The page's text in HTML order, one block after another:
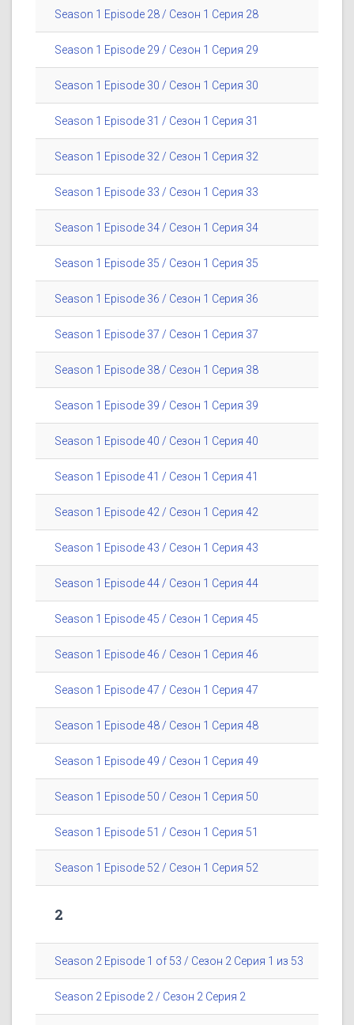
Season 1 Episode 28 / Сезон 1 Серия 28
Season 1 Episode 29 / Сезон 1 Серия 29
Season 1 Episode 30 / Сезон 1 Серия 30
Season 1 Episode 31 / Сезон 1 Серия 31
Season 1 Episode 32 / Сезон 1 Серия 32
Season 1 Episode 33 / Сезон 1 Серия 33
Season 1 Episode 34 / Сезон 1 Серия 34
Season 1 Episode 35 / Сезон 1 Серия 35
Season 1 Episode 36 / Сезон 1 Серия 36
Season 1 Episode 37 / Сезон 1 Серия 37
Season 1 Episode 38 / Сезон 1 Серия 38
Season 1 Episode 39 / Сезон 1 Серия 39
Season 1 Episode 40 / Сезон 1 Серия 40
Season 1 Episode 41 / Сезон 1 Серия 41
Season 1 Episode 42 / Сезон 1 Серия 42
Season 1 Episode 43 / Сезон 1 Серия 43
Season 1 Episode 44 / Сезон 1 Серия 44
Season 1 Episode 45 / Сезон 1 Серия 45
Season 1 Episode 46 / Сезон 1 Серия 46
Season 1 Episode 47 / Сезон 1 Серия 47
Season 1 Episode 48 / Сезон 1 Серия 48
Season 1 Episode 49 / Сезон 1 Серия 49
Season 1 Episode 50 / Сезон 1 Серия 50
Season 1 Episode 51 / Сезон 1 Серия 51
Season 1 Episode 52 / Сезон 1 Серия 52
2
Season 2 Episode 1 of 53 / Сезон 2 Серия 1 из 53
Season 2 Episode 2 / Сезон 2 Серия 2